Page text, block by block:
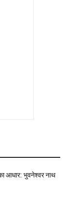
आधार: भुवनेश्वर नाथ